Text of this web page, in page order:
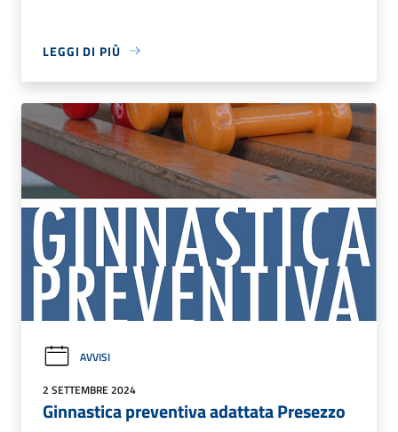
LEGGI DI PIÙ
AVVISI
2 SETTEMBRE 2024
Ginnastica preventiva adattata Presezzo